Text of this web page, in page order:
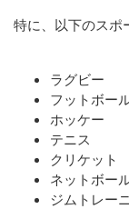
特に、以下のスポ
ラグビー
フットボー
ホッケー
テニス
クリケット
ネットボー
ジムトレー